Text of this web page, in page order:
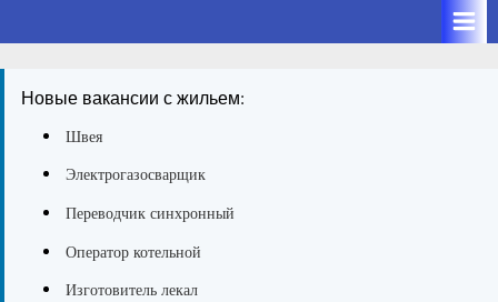
Новые вакансии с жильем:
Швея
Электрогазосварщик
Переводчик синхронный
Оператор котельной
Изготовитель лекал